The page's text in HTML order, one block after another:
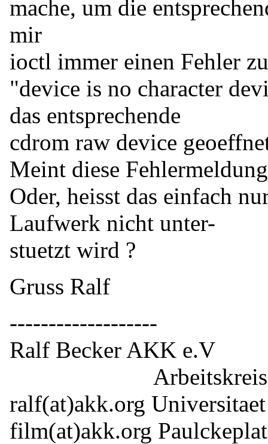
mache, um die
mir
ioctl immer einen Fehler
"device is no character
das entsprechende
cdrom raw device
Meint diese
Oder, heisst das einfach
Laufwerk nicht unter-
stuetzt wird ?
Gruss Ralf
-------------------
Ralf Becker AKK e.V
Arbeitskreis
ralf(at)akk.org
film(at)akk.org